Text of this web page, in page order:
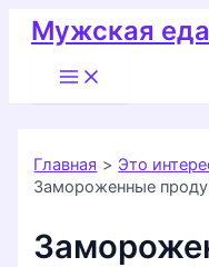
Перейти
содержимому
Мужская еда
Main
Menu
Главная
Это
Замороженные